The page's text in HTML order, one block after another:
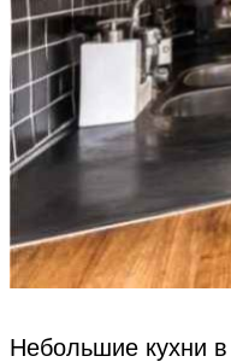
Небольшие кухни